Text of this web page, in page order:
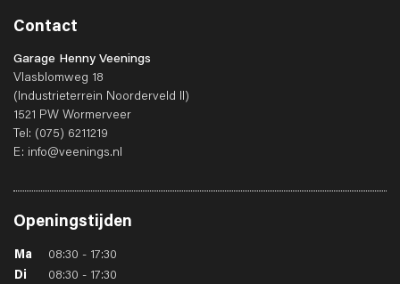
Contact
Garage Henny Veenings
Vlasblomweg 18
(Industrieterrein Noorderveld II)
1521 PW Wormerveer
Tel: (075) 6211219
E: info@veenings.nl
Openingstijden
Ma
08:30 - 17:30
Di
08:30 - 17:30